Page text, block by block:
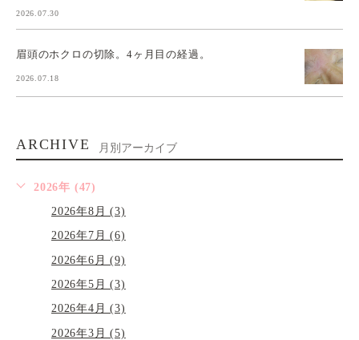
2026.07.30
眉頭のホクロの切除。4ヶ月目の経過。
2026.07.18
ARCHIVE 月別アーカイブ
2026年 (47)
2026年8月 (3)
2026年7月 (6)
2026年6月 (9)
2026年5月 (3)
2026年4月 (3)
2026年3月 (5)